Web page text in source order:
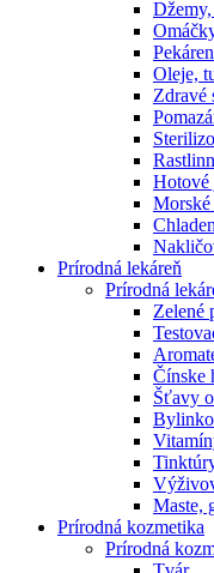
Oleje,
Zdravé
Hotové
Morské
Prírodná lekáreň
Prírodná
Zelené
Čínske
Šťavy
Maste,
Prírodná kozmetika
Prírodná